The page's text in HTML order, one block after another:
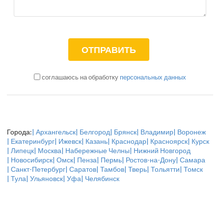
соглашаюсь на обработку персональных данных
Города:| Архангельск| Белгород| Брянск| Владимир| Воронеж
| Екатеринбург| Ижевск| Казань| Краснодар| Красноярск| Курск
| Липецк| Москва| Набережные Челны| Нижний Новгород
| Новосибирск| Омск| Пенза| Пермь| Ростов-на-Дону| Самара
| Санкт-Петербург| Саратов| Тамбов| Тверь| Тольятти| Томск
| Тула| Ульяновск| Уфа| Челябинск